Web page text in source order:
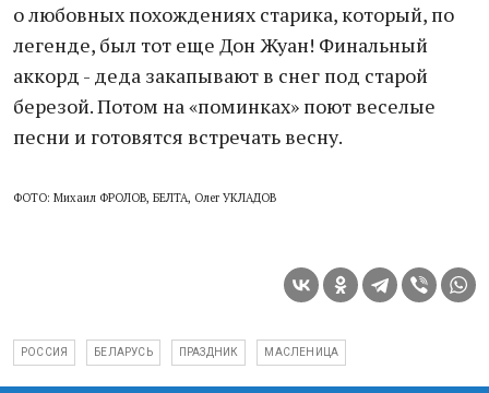
о любовных похождениях старика, который, по
легенде, был тот еще Дон Жуан! Финальный
аккорд - деда закапывают в снег под старой
березой. Потом на «поминках» поют веселые
песни и готовятся встречать весну.
ФОТО: Михаил ФРОЛОВ, БЕЛТА, Олег УКЛАДОВ
РОССИЯ БЕЛАРУСЬ ПРАЗДНИК МАСЛЕНИЦА